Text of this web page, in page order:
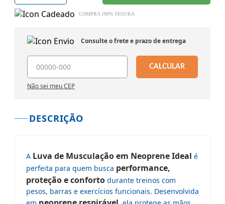
COMPRA 100% SEGURA
Consulte o frete e prazo de entrega
CALCULAR
Não sei meu CEP
DESCRIÇÃO
A Luva de Musculação em Neoprene Ideal é
perfeita para quem busca performance,
proteção e conforto durante treinos com
pesos, barras e exercícios funcionais. Desenvolvida